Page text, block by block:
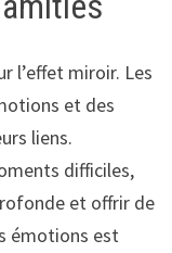
l’effet miroir. Les
et des
liens.
difficiles,
et offrir de
émotions est